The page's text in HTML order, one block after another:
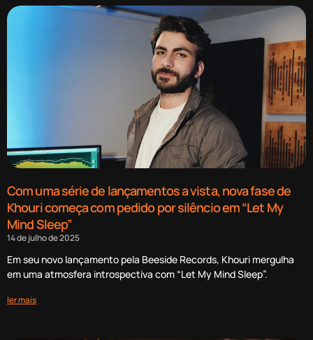
Com uma série de lançamentos a vista, nova fase de
Khouri começa com pedido por silêncio em “Let My
Mind Sleep”
14 de julho de 2025
Em seu novo lançamento pela Beeside Records, Khouri mergulha
em uma atmosfera introspectiva com “Let My Mind Sleep”.
ler mais